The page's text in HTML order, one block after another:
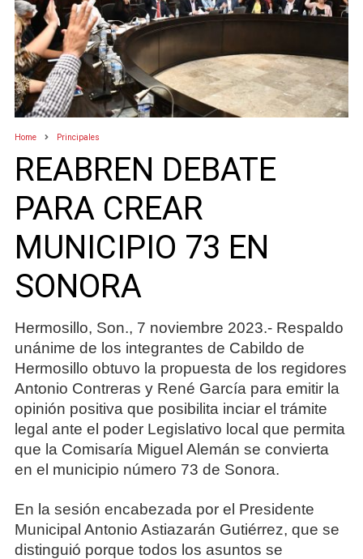
Home Principales
REABREN DEBATE
PARA CREAR
MUNICIPIO 73 EN
SONORA
Hermosillo, Son., 7 noviembre 2023.- Respaldo
unánime de los integrantes de Cabildo de
Hermosillo obtuvo la propuesta de los regidores
Antonio Contreras y René García para emitir la
opinión positiva que posibilita inciar el trámite
legal ante el poder Legislativo local que permita
que la Comisaría Miguel Alemán se convierta
en el municipio número 73 de Sonora.
En la sesión encabezada por el Presidente
Municipal Antonio Astiazarán Gutiérrez, que se
distinguió porque todos los asuntos se